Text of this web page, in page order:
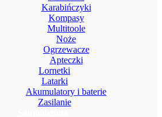
Karabińczyki
Kompasy
Multitoole
Noże
Ogrzewacze
Apteczki
Lornetki
Latarki
Akumulatory i baterie
Zasilanie